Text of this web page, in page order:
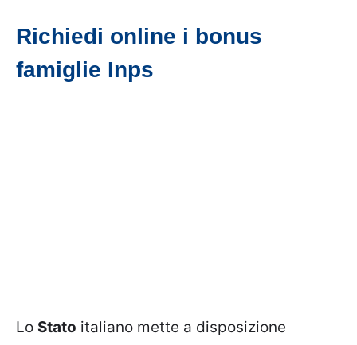
Richiedi online i bonus
famiglie Inps
Lo Stato italiano mette a disposizione